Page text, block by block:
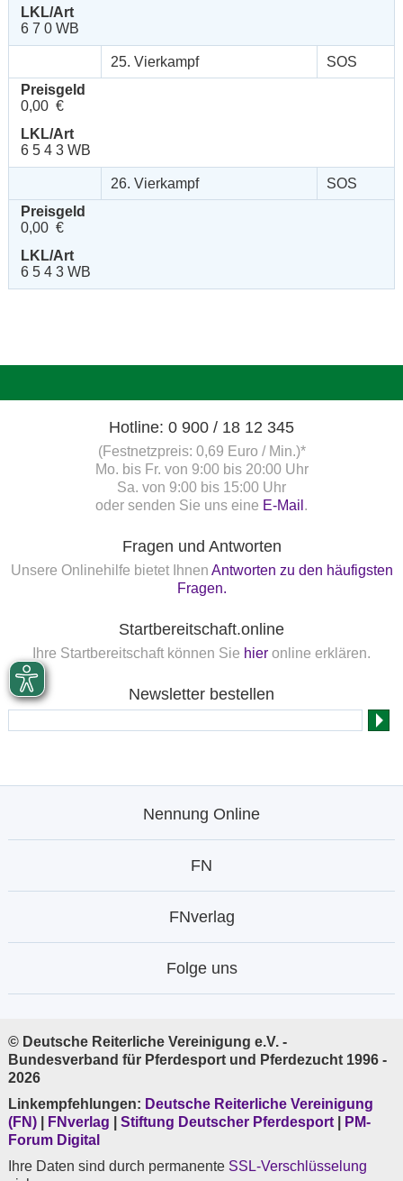
LKL/Art
6 7 0 WB
25. Vierkampf
SOS
Preisgeld
0,00 €
LKL/Art
6 5 4 3 WB
26. Vierkampf
SOS
Preisgeld
0,00 €
LKL/Art
6 5 4 3 WB
Hotline: 0 900 / 18 12 345
(Festnetzpreis: 0,69 Euro / Min.)*
Mo. bis Fr. von 9:00 bis 20:00 Uhr
Sa. von 9:00 bis 15:00 Uhr
oder senden Sie uns eine E-Mail .
Fragen und Antworten
Unsere Onlinehilfe bietet Ihnen Antworten zu den häufigsten
Fragen.
Startbereitschaft.online
Ihre Startbereitschaft können Sie hier online erklären.
Newsletter bestellen
Nennung Online
FN
FNverlag
Folge uns
© Deutsche Reiterliche Vereinigung e.V. -
Bundesverband für Pferdesport und Pferdezucht 1996 -
2026
Linkempfehlungen: Deutsche Reiterliche Vereinigung
(FN)
FNverlag Stiftung Deutscher Pferdesport
PM-
Forum Digital
Ihre Daten sind durch permanente SSL-Verschlüsselung